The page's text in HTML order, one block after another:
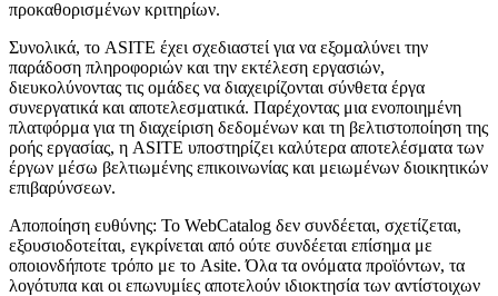
προκαθορισμένων κριτηρίων.
Συνολικά, το ASITE έχει σχεδιαστεί για να εξομαλύνει την
παράδοση πληροφοριών και την εκτέλεση εργασιών,
διευκολύνοντας τις ομάδες να διαχειρίζονται σύνθετα έργα
συνεργατικά και αποτελεσματικά. Παρέχοντας μια ενοποιημένη
πλατφόρμα για τη διαχείριση δεδομένων και τη βελτιστοποίηση της
ροής εργασίας, η ASITE υποστηρίζει καλύτερα αποτελέσματα των
έργων μέσω βελτιωμένης επικοινωνίας και μειωμένων διοικητικών
επιβαρύνσεων.
Αποποίηση ευθύνης: Το WebCatalog δεν συνδέεται, σχετίζεται,
εξουσιοδοτείται, εγκρίνεται από ούτε συνδέεται επίσημα με
οποιονδήποτε τρόπο με το Asite. Όλα τα ονόματα προϊόντων, τα
λογότυπα και οι επωνυμίες αποτελούν ιδιοκτησία των αντίστοιχων